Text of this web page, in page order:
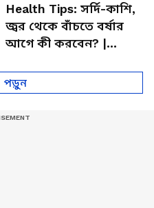
Health Tips: সর্দি-কাশি,
জ্বর থেকে বাঁচতে বর্ষার
আগে কী করবেন? |
Cough